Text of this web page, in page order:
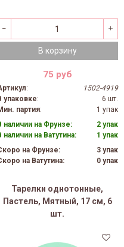
В корзину
75 руб
:
1502-4919
упаковке:
6 шт.
партия:
1 упак
наличии на Фрунзе:
2 упак
наличии на Ватутина:
1 упак
на Фрунзе:
3 упак
на Ватутина:
0 упак
Тарелки однотонные,
Пастель, Мятный, 17 см, 6
шт.